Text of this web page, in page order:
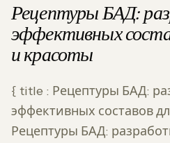
Рецептуры БАД:
эффективных
и красоты
{ title : Рецептуры БАД:
эффективных составов
Рецептуры БАД: